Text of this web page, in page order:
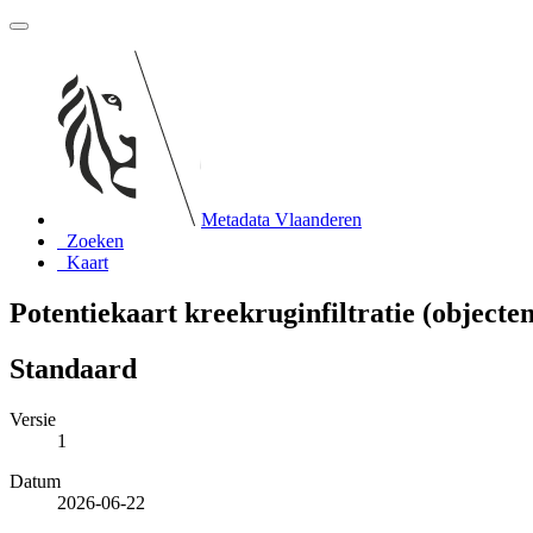
Metadata Vlaanderen
Zoeken
Kaart
Potentiekaart kreekruginfiltratie
Standaard
Versie
1
Datum
2026-06-22